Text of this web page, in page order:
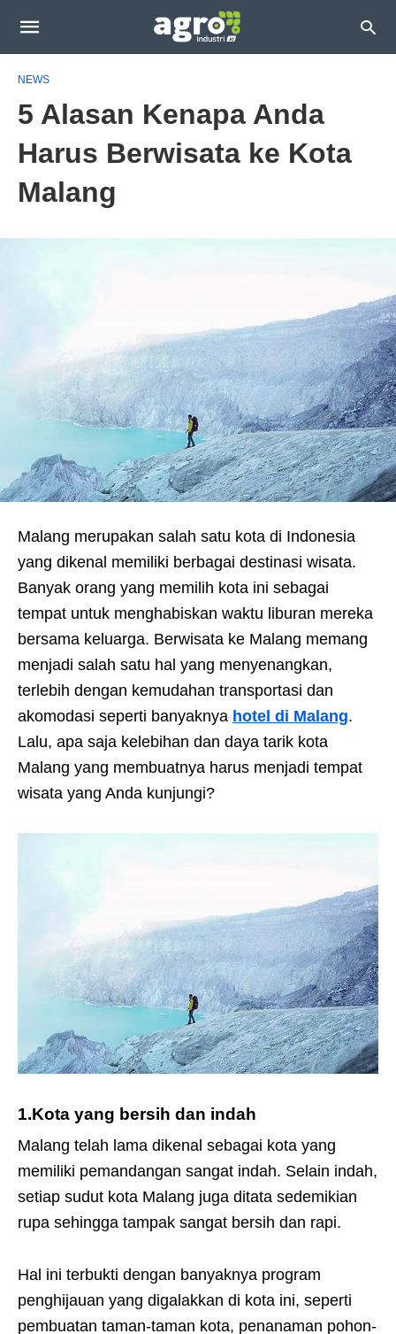
NEWS
5 Alasan Kenapa Anda
Harus Berwisata ke Kota
Malang
Malang merupakan salah satu kota di Indonesia
yang dikenal memiliki berbagai destinasi wisata.
Banyak orang yang memilih kota ini sebagai
tempat untuk menghabiskan waktu liburan mereka
bersama keluarga. Berwisata ke Malang memang
menjadi salah satu hal yang menyenangkan,
terlebih dengan kemudahan transportasi dan
akomodasi seperti banyaknya hotel di Malang.
Lalu, apa saja kelebihan dan daya tarik kota
Malang yang membuatnya harus menjadi tempat
wisata yang Anda kunjungi?
1.Kota yang bersih dan indah
Malang telah lama dikenal sebagai kota yang
memiliki pemandangan sangat indah. Selain indah,
setiap sudut kota Malang juga ditata sedemikian
rupa sehingga tampak sangat bersih dan rapi.
Hal ini terbukti dengan banyaknya program
penghijauan yang digalakkan di kota ini, seperti
pembuatan taman-taman kota, penanaman pohon-